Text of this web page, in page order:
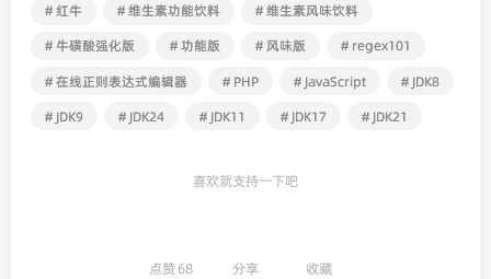
# 红牛
# 维生素功能饮料
# 维生素风味饮料
# 牛磺酸强化版
# 功能版 # 风味版
# regex101
# 在线正则表达式编辑器
# PHP # JavaScript
# JDK8
# JDK9
# JDK24 # JDK11 # JDK17 # JDK21
喜欢就支持一下吧
点赞68 分享 收藏